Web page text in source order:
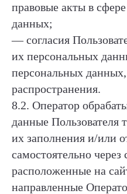
правовые акты в
данных;
— согласия
их персональных
персональных
распространения.
8.2. Оператор
данные Пользователя
их заполнения и/или
самостоятельно
расположенные на
направленные